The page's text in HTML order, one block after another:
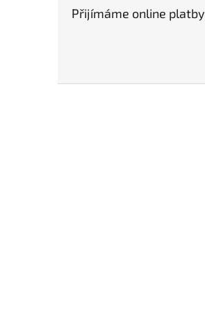
Přijímáme online platby